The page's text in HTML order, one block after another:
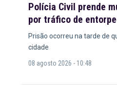
Polícia Civil prende
por tráfico de
Prisão ocorreu na tarde de
cidade
08 agosto 2026 - 10:48